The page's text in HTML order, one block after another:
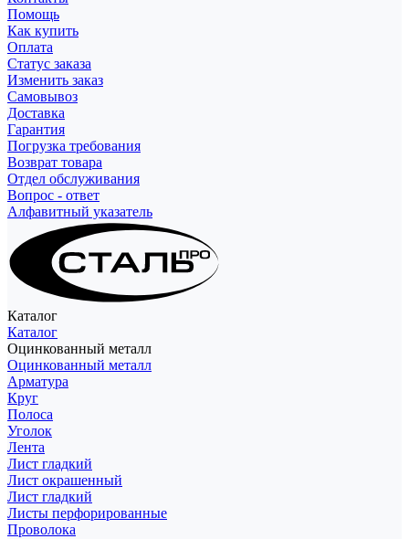
Помощь
Как купить
Оплата
Статус заказа
Изменить заказ
Самовывоз
Доставка
Гарантия
Погрузка требования
Возврат товара
Отдел обслуживания
Вопрос - ответ
Алфавитный указатель
Каталог
Каталог
Оцинкованный металл
Оцинкованный металл
Арматура
Круг
Полоса
Уголок
Лента
Лист гладкий
Лист окрашенный
Лист гладкий
Листы перфорированные
Проволока